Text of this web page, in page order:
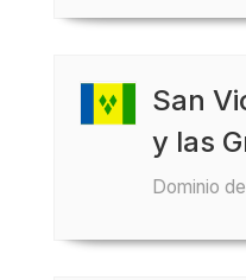
San
y las
Dominio